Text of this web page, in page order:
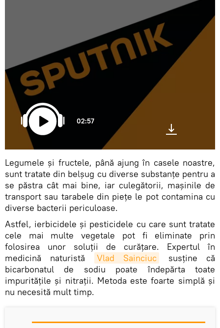
02:57
Legumele și fructele, până ajung în casele noastre,
sunt tratate din belșug cu diverse substanțe pentru a
se păstra cât mai bine, iar culegătorii, mașinile de
transport sau tarabele din piețe le pot contamina cu
diverse bacterii periculoase.
Astfel, ierbicidele și pesticidele cu care sunt tratate
cele mai multe vegetale pot fi eliminate prin
folosirea unor soluții de curățare. Expertul în
medicină naturistă
Vlad Sainciuc
susține că
bicarbonatul de sodiu poate îndepărta toate
impuritățile și nitrații. Metoda este foarte simplă și
nu necesită mult timp.